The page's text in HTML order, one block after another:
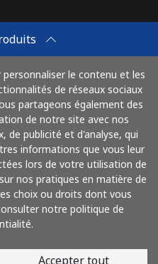
le contenu et les
de réseaux sociaux
partageons également des
de notre site avec nos
de publicité et d'analyse, qui
informations que vous leur
lors de votre utilisation de
nos pratiques en matière de
choix ou droits dont vous
notre politique de
Accepter tout
avec